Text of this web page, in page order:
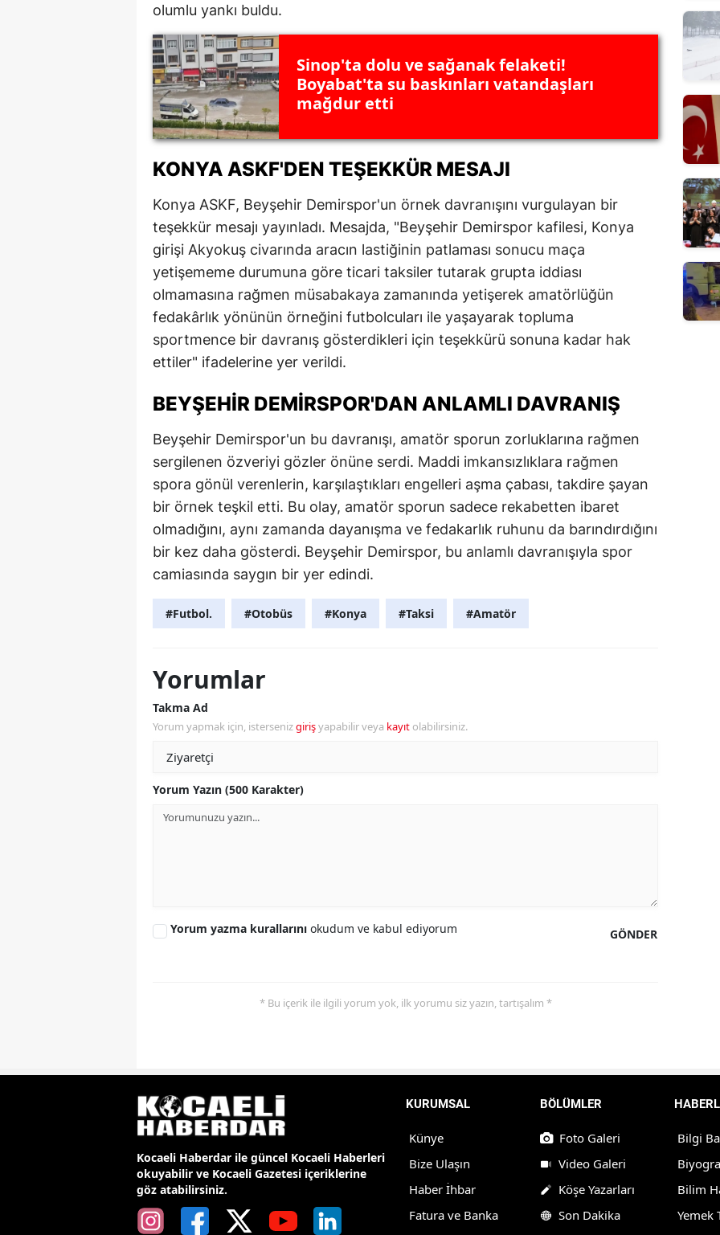
olumlu yankı buldu.
Sinop'ta dolu ve sağanak felaketi!
Boyabat'ta su baskınları vatandaşları
mağdur etti
KONYA ASKF'DEN TEŞEKKÜR MESAJI
Konya ASKF, Beyşehir Demirspor'un örnek davranışını vurgulayan bir
teşekkür mesajı yayınladı. Mesajda, "Beyşehir Demirspor kafilesi, Konya
girişi Akyokuş civarında aracın lastiğinin patlaması sonucu maça
yetişememe durumuna göre ticari taksiler tutarak grupta iddiası
olmamasına rağmen müsabakaya zamanında yetişerek amatörlüğün
fedakârlık yönünün örneğini futbolcuları ile yaşayarak topluma
sportmence bir davranış gösterdikleri için teşekkürü sonuna kadar hak
ettiler" ifadelerine yer verildi.
BEYŞEHIR DEMIRSPOR'DAN ANLAMLI DAVRANIŞ
Beyşehir Demirspor'un bu davranışı, amatör sporun zorluklarına rağmen
sergilenen özveriyi gözler önüne serdi. Maddi imkansızlıklara rağmen
spora gönül verenlerin, karşılaştıkları engelleri aşma çabası, takdire şayan
bir örnek teşkil etti. Bu olay, amatör sporun sadece rekabetten ibaret
olmadığını, aynı zamanda dayanışma ve fedakarlık ruhunu da barındırdığını
bir kez daha gösterdi. Beyşehir Demirspor, bu anlamlı davranışıyla spor
camiasında saygın bir yer edindi.
#Futbol. #Otobüs #Konya #Taksi #Amatör
Yorumlar
Takma Ad
Yorum yapmak için, istersenizgirişyapabilir veya kayıt olabilirsiniz.
Yorum Yazın (500 Karakter)
GÖNDER
Yorum yazma kurallarını okudum ve kabul ediyorum
* Bu içerik ile ilgili yorum yok, ilk yorumu siz yazın, tartışalım *
Kocaeli Haberdar ile güncel Kocaeli Haberleri
okuyabilir ve Kocaeli Gazetesi içeriklerine
göz atabilirsiniz.
KURUMSAL
Künye
Bize Ulaşın
Haber İhbar
Fatura ve Banka
BÖLÜMLER
Foto Galeri
Video Galeri
Köşe Yazarları
Son Dakika
Bilgi
Bilim
Yemek